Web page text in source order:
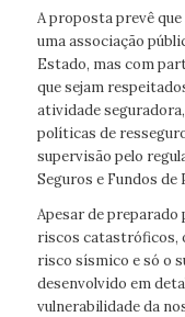
A proposta prevê
uma associação
Estado, mas com
que sejam
atividade
políticas de
supervisão pelo
Seguros e Fundos de
Apesar de preparado
riscos catastróficos,
risco sísmico e só o
desenvolvido em
vulnerabilidade da